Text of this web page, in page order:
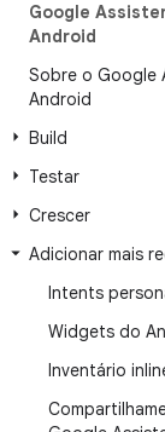
Google
Android
Sobre o Google
Android
Build
Testar
Crescer
Adicionar mais
Intents
Widgets do
Inventário